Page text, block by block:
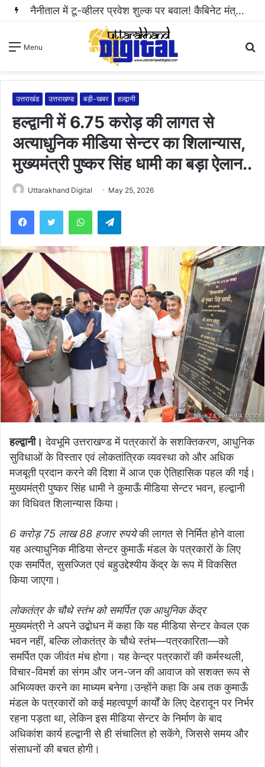
हल्द्वानी: महिला से अभद्रता करने और सोशल मीडिया पर धमकी भरा वीडियो वायरल करने वाला आरोपी गिरफ्तार..
Menu
उत्तराखंड उत्तराखण्ड बड़ी-खबर हल्द्वानी
हल्द्वानी में 6.75 करोड़ की लागत से
अत्याधुनिक मीडिया सेन्टर का शिलान्यास,
मुख्यमंत्री पुष्कर सिंह धामी का बड़ा ऐलान..
Uttarakhand Digital May 25, 2026
WhatsAppTelegram
हल्द्वानी। देवभूमि उत्तराखण्ड में पत्रकारों के सशक्तिकरण, आधुनिक
सुविधाओं के विस्तार एवं लोकतांत्रिक व्यवस्था को और अधिक
मजबूती प्रदान करने की दिशा में आज एक ऐतिहासिक पहल की गई।
मुख्यमंत्री पुष्कर सिंह धामी ने कुमाऊँ मीडिया सेन्टर भवन, हल्द्वानी
का विधिवत शिलान्यास किया।
6 करोड़ 75 लाख 88 हजार रुपयेकी लागत से निर्मित होने वाला
यह अत्याधुनिक मीडिया सेन्टर कुमाऊँ मंडल के पत्रकारों के लिए
एक समर्पित, सुसज्जित एवं बहुउद्देश्यीय केंद्र के रूप में विकसित
किया जाएगा।
लोकतंत्र के चौथे स्तंभ को समर्पित एक आधुनिक केंद्र
मुख्यमंत्री ने अपने उद्बोधन में कहा कि यह मीडिया सेन्टर केवल एक
भवन नहीं, बल्कि लोकतंत्र के चौथे स्तंभ—पत्रकारिता—को
समर्पित एक जीवंत मंच होगा। यह केन्द्र पत्रकारों की कर्मस्थली,
विचार-विमर्श का संगम और जन-जन की आवाज को सशक्त रूप से
अभिव्यक्त करने का माध्यम बनेगा।उन्होंने कहा कि अब तक कुमाऊँ
मंडल के पत्रकारों को कई महत्वपूर्ण कार्यों के लिए देहरादून पर निर्भर
रहना पड़ता था, लेकिन इस मीडिया सेन्टर के निर्माण के बाद
अधिकांश कार्य हल्द्वानी से ही संचालित हो सकेंगे, जिससे समय और
संसाधनों की बचत होगी।